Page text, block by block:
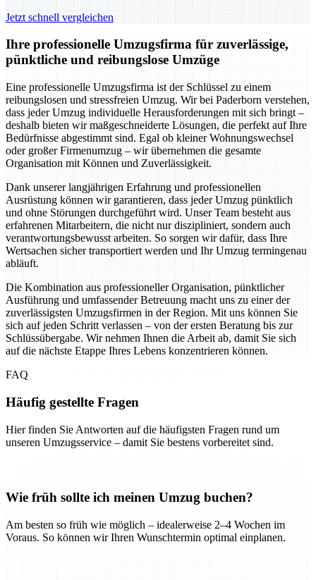
Jetzt schnell vergleichen
Ihre professionelle Umzugsfirma für zuverlässige,
pünktliche und reibungslose Umzüge
Eine professionelle Umzugsfirma ist der Schlüssel zu einem
reibungslosen und stressfreien Umzug. Wir bei Paderborn verstehen,
dass jeder Umzug individuelle Herausforderungen mit sich bringt –
deshalb bieten wir maßgeschneiderte Lösungen, die perfekt auf Ihre
Bedürfnisse abgestimmt sind. Egal ob kleiner Wohnungswechsel
oder großer Firmenumzug – wir übernehmen die gesamte
Organisation mit Können und Zuverlässigkeit.
Dank unserer langjährigen Erfahrung und professionellen
Ausrüstung können wir garantieren, dass jeder Umzug pünktlich
und ohne Störungen durchgeführt wird. Unser Team besteht aus
erfahrenen Mitarbeitern, die nicht nur diszipliniert, sondern auch
verantwortungsbewusst arbeiten. So sorgen wir dafür, dass Ihre
Wertsachen sicher transportiert werden und Ihr Umzug termingenau
abläuft.
Die Kombination aus professioneller Organisation, pünktlicher
Ausführung und umfassender Betreuung macht uns zu einer der
zuverlässigsten Umzugsfirmen in der Region. Mit uns können Sie
sich auf jeden Schritt verlassen – von der ersten Beratung bis zur
Schlüssübergabe. Wir nehmen Ihnen die Arbeit ab, damit Sie sich
auf die nächste Etappe Ihres Lebens konzentrieren können.
FAQ
Häufig gestellte Fragen
Hier finden Sie Antworten auf die häufigsten Fragen rund um
unseren Umzugsservice – damit Sie bestens vorbereitet sind.
Wie früh sollte ich meinen Umzug buchen?
Am besten so früh wie möglich – idealerweise 2–4 Wochen im
Voraus. So können wir Ihren Wunschtermin optimal einplanen.